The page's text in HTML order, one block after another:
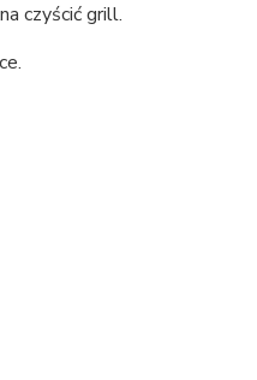
czyścić grill.